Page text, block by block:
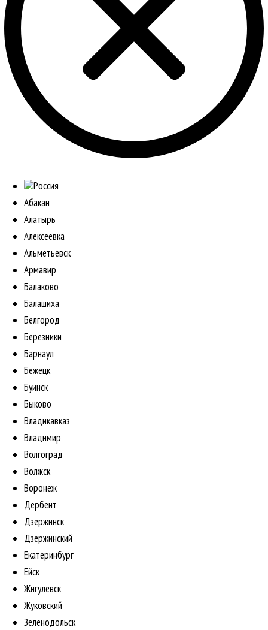
Россия
Абакан
Алатырь
Алексеевка
Альметьевск
Армавир
Балаково
Балашиха
Белгород
Березники
Барнаул
Бежецк
Буинск
Быково
Владикавказ
Владимир
Волгоград
Волжск
Воронеж
Дербент
Дзержинск
Дзержинский
Екатеринбург
Ейск
Жигулевск
Жуковский
Зеленодольск